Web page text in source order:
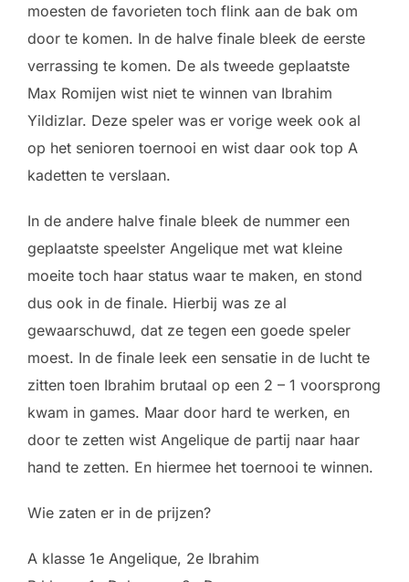
moesten de favorieten toch flink aan de bak om
door te komen. In de halve finale bleek de eerste
verrassing te komen. De als tweede geplaatste
Max Romijen wist niet te winnen van Ibrahim
Yildizlar. Deze speler was er vorige week ook al
op het senioren toernooi en wist daar ook top A
kadetten te verslaan.
In de andere halve finale bleek de nummer een
geplaatste speelster Angelique met wat kleine
moeite toch haar status waar te maken, en stond
dus ook in de finale. Hierbij was ze al
gewaarschuwd, dat ze tegen een goede speler
moest. In de finale leek een sensatie in de lucht te
zitten toen Ibrahim brutaal op een 2 – 1 voorsprong
kwam in games. Maar door hard te werken, en
door te zetten wist Angelique de partij naar haar
hand te zetten. En hiermee het toernooi te winnen.
Wie zaten er in de prijzen?
A klasse 1e Angelique, 2e Ibrahim